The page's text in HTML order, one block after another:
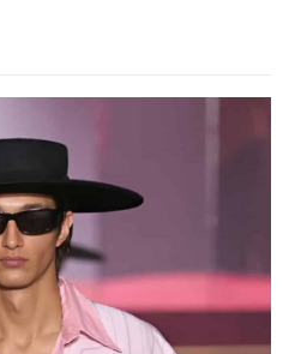
ballroom scéne mali aj ľudia na
na mólach. Ako sa queer